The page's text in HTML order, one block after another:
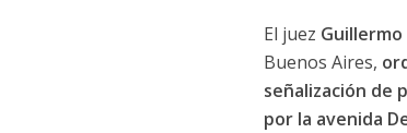
El juez
Buenos Aires,
señalización de
por la avenida